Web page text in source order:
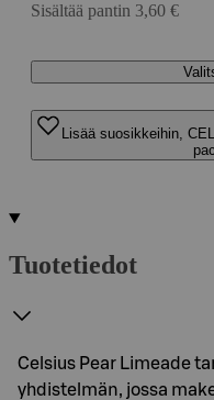
Sisältää pantin 3,60 €
Lisää suosikkeihin,
Tuotetiedot
Celsius Pear Limeade
yhdistelmän, jossa